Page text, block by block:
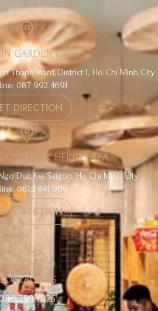
GARDEN CAFE
Thanh Ward, District 1, Ho Chi Minh City
087 992 4691
DIRECTION
COFFEE & HERBAL TEA
Duc Ke, Saigon, Ho Chi Minh City
0815 841 909
DIRECTION
US
799 0125